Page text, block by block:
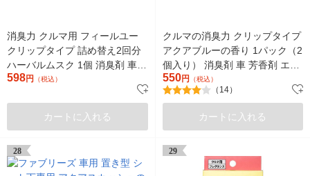
消臭力 クルマ用 フィールユー
クリップタイプ 詰め替え2回分
ハーバルムスク 1個 消臭剤 車
芳香剤 エステー
598円 （税込）
カートに入れる
クルマの消臭力 クリップタイプ
アクアブルーの香り 1パック（2
個入り） 消臭剤 車 芳香剤 エス
テー
550円 （税込）
（14）
カートに入れる
28 29